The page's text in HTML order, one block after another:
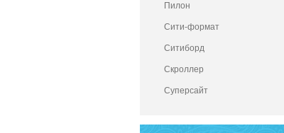
Пилон
Сити-формат
Ситиборд
Скроллер
Суперсайт